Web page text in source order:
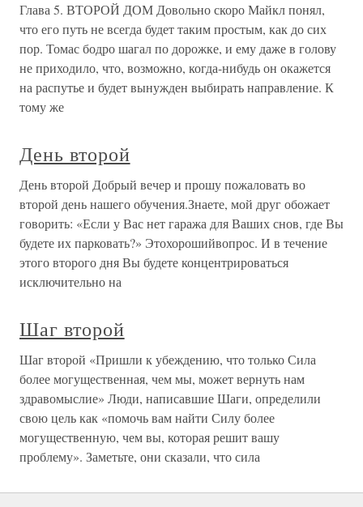
Глава 5. ВТОРОЙ ДОМ Довольно скоро Майкл понял,
что его путь не всегда будет таким простым, как до сих
пор. Томас бодро шагал по дорожке, и ему даже в голову
не приходило, что, возможно, когда-нибудь он окажется
на распутье и будет вынужден выбирать направление. К
тому же
День второй
День второй Добрый вечер и прошу пожаловать во
второй день нашего обучения.Знаете, мой друг обожает
говорить: «Если у Вас нет гаража для Ваших снов, где Вы
будете их парковать?» Этохорошийвопрос. И в течение
этого второго дня Вы будете концентрироваться
исключительно на
Шаг второй
Шаг второй «Пришли к убеждению, что только Сила
более могущественная, чем мы, может вернуть нам
здравомыслие» Люди, написавшие Шаги, определили
свою цель как «помочь вам найти Силу более
могущественную, чем вы, которая решит вашу
проблему». Заметьте, они сказали, что сила